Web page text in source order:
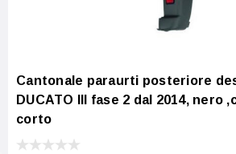
Cantonale paraurti posteriore
DUCATO III fase 2 dal 2014, nero
corto